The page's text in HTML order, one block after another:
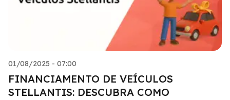
01/08/2025 - 07:00
FINANCIAMENTO DE VEÍCULOS
STELLANTIS: DESCUBRA COMO